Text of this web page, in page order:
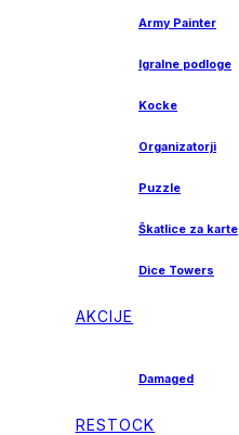
Army Painter
Igralne podloge
Kocke
Organizatorji
Puzzle
Škatlice za karte
Dice Towers
AKCIJE
Damaged
RESTOCK